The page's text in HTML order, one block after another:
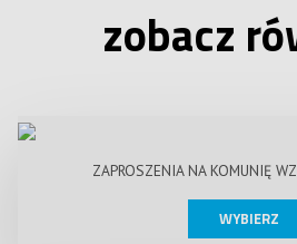
zobacz
ZAPROSZENIA NA KOMUNIĘ
WYBIERZ